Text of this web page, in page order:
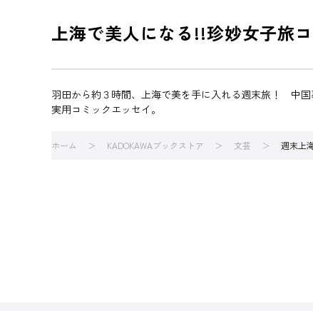
上海で美人になる!!珍妙女子旅
羽田から約３時間、上海で美を手に入れる週末旅！ 中
実用コミックエッセイ。
ホーム KADOKAWAブックストア 文芸 週末上